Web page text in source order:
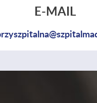
E-MAIL